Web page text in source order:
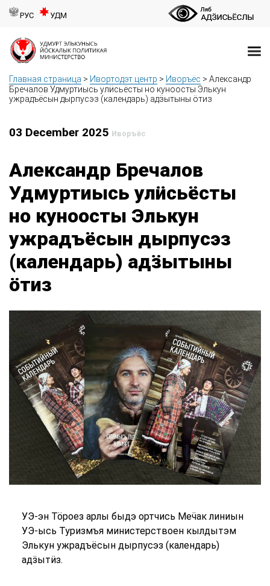
РУС УДМ
Главная страница > Ивортодэт центр > Иворъёс > Александр
Бречалов Удмуртиысь улӥсьёсты но куноосты Элькун
ужрадъёсын дырпусэз (календарь) адӟытыны ӧтиз
03 December 2025 Иворъёс
Александр Бречалов
Удмуртиысь улӥсьёсты
но куноосты Элькун
ужрадъёсын дырпусэз
(календарь) адӟытыны
ӧтиз
УЭ-эн Тӧроез арлы быдэ ортчись Меӵак линиын
УЭ-ысь Туризмъя министерствоен кылдытэм
Элькун ужрадъёсын дырпусэз (календарь)
адӟытӥз.